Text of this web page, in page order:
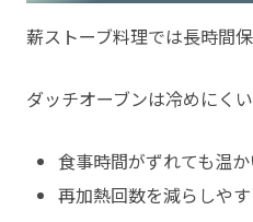
薪ストーブ料理では長時間保
ダッチオーブンは冷めにくい
食事時間がずれても温
再加熱回数を減らしや